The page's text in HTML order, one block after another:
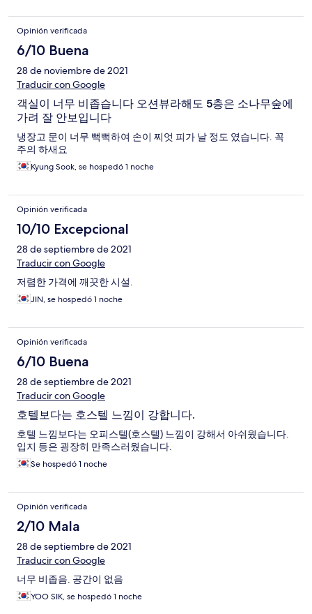
Opinión verificada
6/10 Buena
28 de noviembre de 2021
Traducir con Google
객실이 너무 비좁습니다 오션뷰라해도 5층은 소나무숲에
가려 잘 안보입니다
냉장고 문이 너무 뻑뻑하여 손이 찌엇 피가 날 정도 였습니다. 꼭
주의 하새요
Kyung Sook, se hospedó 1 noche
Opinión verificada
10/10 Excepcional
28 de septiembre de 2021
Traducir con Google
저렴한 가격에 깨끗한 시설.
JIN, se hospedó 1 noche
Opinión verificada
6/10 Buena
28 de septiembre de 2021
Traducir con Google
호텔보다는 호스텔 느낌이 강합니다.
호텔 느낌보다는 오피스텔(호스텔) 느낌이 강해서 아쉬웠습니다.
입지 등은 굉장히 만족스러웠습니다.
Se hospedó 1 noche
Opinión verificada
2/10 Mala
28 de septiembre de 2021
Traducir con Google
너무 비좁음. 공간이 없음
YOO SIK, se hospedó 1 noche